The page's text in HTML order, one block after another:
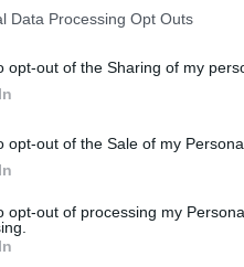
Data Processing Opt Outs
opt-out of the Sharing of my
opt-out of the Sale of my
opt-out of processing my
Filarmónica
de Freguesia de
teve como convidada a
descoberta da